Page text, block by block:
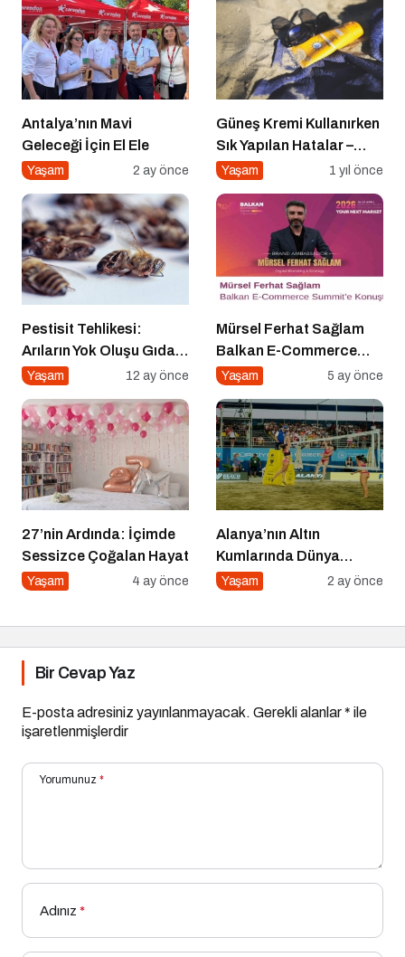
Antalya’nın Mavi
Geleceği İçin El Ele
Yaşam 2 ay önce
Güneş Kremi Kullanırken
Sık Yapılan Hatalar –
Yaygın 8 Hata
Yaşam 1 yıl önce
Pestisit Tehlikesi:
Arıların Yok Oluşu Gıda
Zincirini Çökertiyor!
Yaşam 12 ay önce
Mürsel Ferhat Sağlam
Balkan E-Commerce
Summit’e Konuştu
Yaşam 5 ay önce
27’nin Ardında: İçimde
Sessizce Çoğalan Hayat
Yaşam 4 ay önce
Alanya’nın Altın
Kumlarında Dünya
Sahnesi
Yaşam 2 ay önce
Bir Cevap Yaz
E-posta adresiniz yayınlanmayacak. Gerekli alanlar* ile
işaretlenmişlerdir
Yorumunuz *
Adınız *